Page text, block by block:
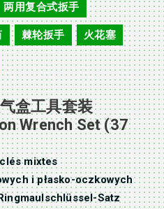
两用复合式扳手
, 棘轮扳手 , 火花塞 ,
盒工具套装
Wrench Set (37
mixtes
i płasko-oczkowych
Satz